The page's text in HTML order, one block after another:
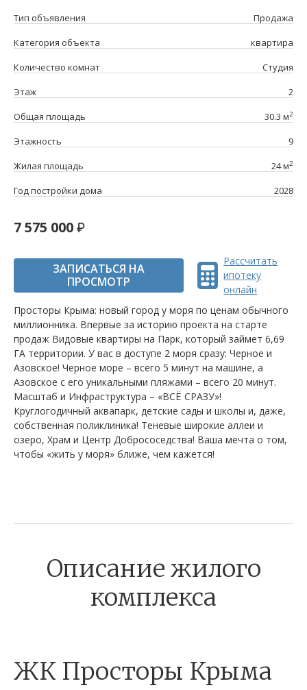
Тип объявления
Продажа
Категория объекта
квартира
Количество комнат
Студия
Этаж
2
Общая площадь
30.3 м2
Этажность
9
Жилая площадь
24 м2
Год постройки дома 2028
7 575 000
ЗАПИСАТЬСЯ НА
ПРОСМОТР
Рассчитать
ипотеку
онлайн
Просторы Крыма: новый город у моря по ценам обычного
миллионника. Впервые за историю проекта на старте
продаж Видовые квартиры на Парк, который займет 6,69
ГА территории. У вас в доступе 2 моря сразу: Черное и
Азовское! Черное море – всего 5 минут на машине, а
Азовское с его уникальными пляжами – всего 20 минут.
Масштаб и Инфраструктура – «ВСЁ СРАЗУ»!
Круглогодичный аквапарк, детские сады и школы и, даже,
собственная поликлиника! Теневые широкие аллеи и
озеро, Храм и Центр Добрососедства! Ваша мечта о том,
чтобы «жить у моря» ближе, чем кажется!
Описание жилого
комплекса
ЖК Просторы Крыма